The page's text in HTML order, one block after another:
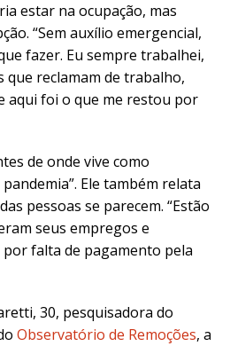
estar na ocupação, mas
“Sem auxílio emergencial,
fazer. Eu sempre trabalhei,
que reclamam de trabalho,
aqui foi o que me restou por
de onde vive como
Ele também relata
pessoas se parecem. “Estão
seus empregos e
falta de pagamento pela
30, pesquisadora do
Observatório de Remoções, a